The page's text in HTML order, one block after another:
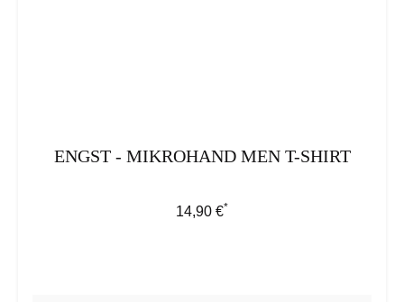
ENGST - MIKROHAND MEN T-SHIRT
Regulärer Preis:
14,90 €*